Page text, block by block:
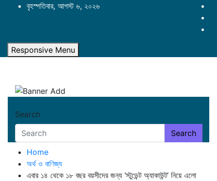
বৃহস্পতিবার, আগস্ট ৬, ২০২৬
Responsive Menu
Search
Search
Home
অর্থ ও বাণিজ্য
এবার ১৪ থেকে ১৮ বছর বয়সীদের জন্য ‘স্টুডেন্ট অ্যাকাউন্ট’ নিয়ে এলো